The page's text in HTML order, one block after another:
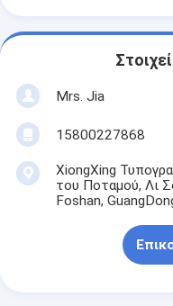
Mrs. Jia
15800227868
XiongXing
του Ποταμού, Λι
Foshan,